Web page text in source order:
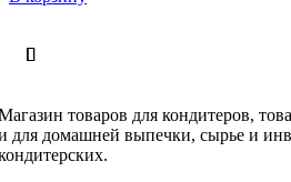
товаров для кондитеров,
для домашней выпечки, сырье и